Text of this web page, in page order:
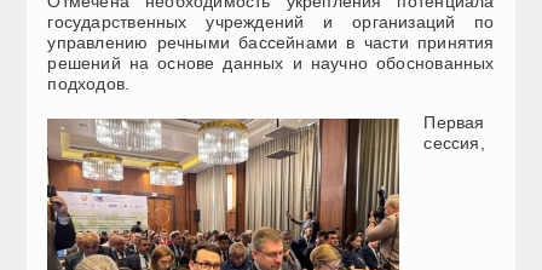
государственных учреждений и организаций по
управлению речными бассейнами в части принятия
решений на основе данных и научно обоснованных
подходов.
Первая
сессия,